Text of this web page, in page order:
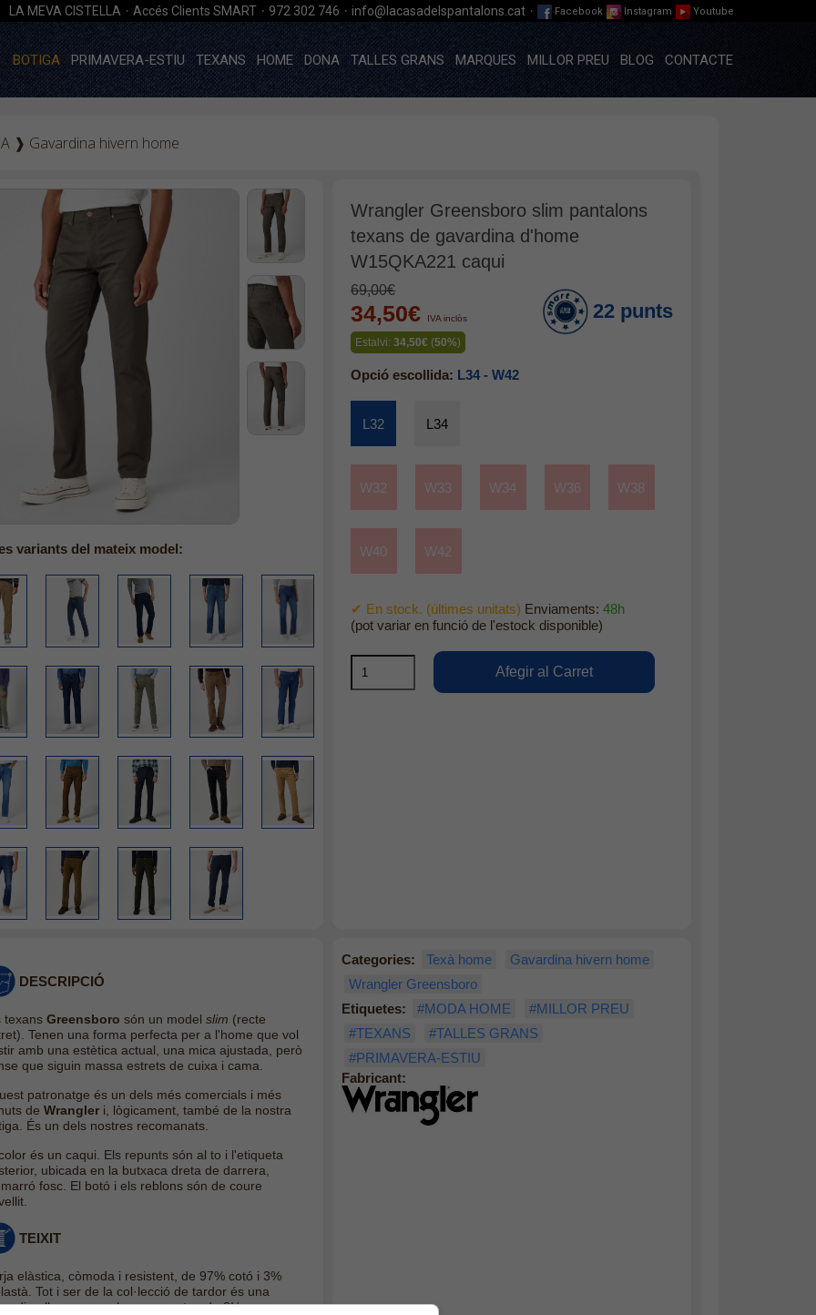
LA MEVA CISTELLA · Accés Clients SMART · 972 302 746 · info@lacasadelspantalons.cat · Facebook Instagram Youtube
BOTIGA PRIMAVERA-ESTIU TEXANS HOME DONA TALLES GRANS MARQUES MILLOR PREU BLOG CONTACTE
❱ Gavardina hivern home
variants del mateix model:
Wrangler Greensboro slim pantalons
texans de gavardina d'home
W15QKA221 caqui
69,00€
34,50€ IVA inclòs
Estalvi:34,50€ (50%)
22 punts
Opció escollida: L34 - W42
L32 L34
W32 W33 W34 W36 W38
W40 W42
✔ En stock. (últimes unitats) Enviaments:48h
(pot variar en funció de l'estock disponible)
DESCRIPCIÓ
texans Greensboro són un model slim (recte
Tenen una forma perfecta per a l'home que vol
amb una estètica actual, una mica ajustada, però
que siguin massa estrets de cuixa i cama.
patronatge és un dels més comercials i més
de Wrangleri, lògicament, també de la nostra
És un dels nostres recomanats.
és un caqui. Els repunts són al to i l'etiqueta
ubicada en la butxaca dreta de darrera,
fosc. El botó i els reblons són de coure
TEIXIT
elàstica, còmoda i resistent, de 97% cotó i 3%
Tot i ser de la col·lecció de tardor és una
lleugera, amb un gramatge de 8¼oz.
Categories: Texà home
Gavardina hivern home
Wrangler Greensboro
Etiquetes:
#MODA HOME
#MILLOR PREU
#TEXANS
#TALLES GRANS
#PRIMAVERA-ESTIU
Fabricant: